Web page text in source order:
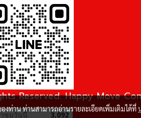
Reserved. Happy Move
ชมวันนี้ 3,092
งท่าน ท่านสามารถอ่านรายละเอียดเพิ่มเติมได้ที่